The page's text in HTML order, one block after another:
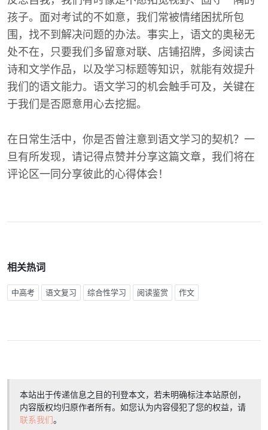
孩子。面对考试的不如意，我们常被情绪困扰所包
围，找不到解决问题的办法。事实上，语文的奥秘无
处不在，只要我们多留意对联、店铺招牌，多阅读古
诗和文学作品，以及学习标题等知识，就能有效提升
我们的语文能力。语文学习的机会触手可及，关键在
于我们是否愿意用心去挖掘。
在日常生活中，你是否曾注意到语文学习的契机？一
旦有所发现，请记得点赞并分享这篇文章，我们将在
评论区一同分享彼此的心得体会！
相关热词
中高考 语文复习 综合性学习 阅读鉴赏 作文
本站出于传递信息之目的刊登本文，若未明确标注本站原创，
内容版权均归原作者所有。如您认为内容侵犯了您的权益，请
联系我们。